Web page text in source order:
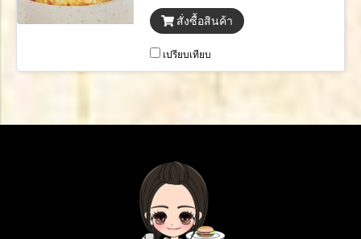
สั่งซื้อสินค้า
เปรียบเทียบ